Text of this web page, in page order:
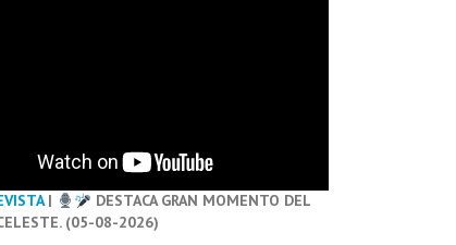
|
DESTACA GRAN MOMENTO DEL
(05-08-2026)